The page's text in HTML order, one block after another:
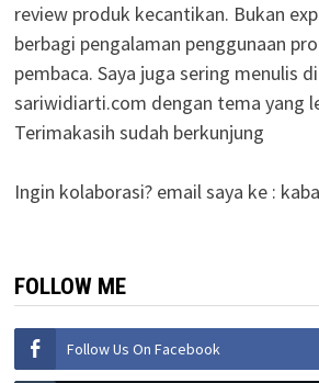
review produk kecantikan. Bukan
berbagi pengalaman penggunaan
pembaca. Saya juga sering menulis
sariwidiarti.com dengan tema yang
Terimakasih sudah berkunjung
Ingin kolaborasi? email saya ke :
FOLLOW ME
Follow Us On Facebook